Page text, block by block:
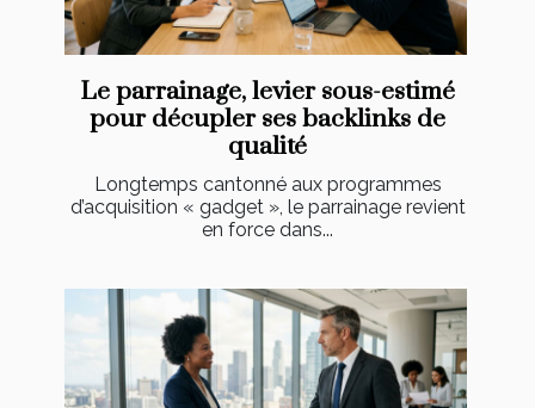
Le parrainage, levier sous-estimé
pour décupler ses backlinks de
qualité
Longtemps cantonné aux programmes
d’acquisition « gadget », le parrainage revient
en force dans...